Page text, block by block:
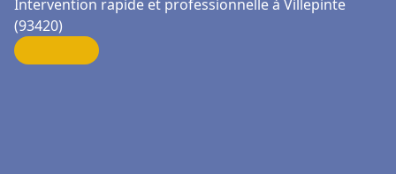
Intervention rapide et professionnelle à Villepinte
(93420)